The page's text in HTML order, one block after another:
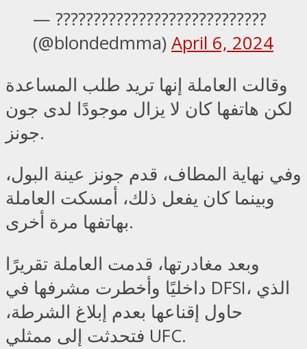
— ????????????????????????????
(@blondedmma) April 6, 2024
وقالت العاملة إنها تريد طلب المساعدة
لكن هاتفها كان لا يزال موجودًا لدى جون
جونز.
وفي نهاية المطاف، قدم جونز عينة البول،
وبينما كان يفعل ذلك، أمسكت العاملة
بهاتفها مرة أخرى.
وبعد مغادرتها، قدمت العاملة تقريرًا
داخليًا وأخطرت مشرفها في DFSI، الذي
حاول إقناعها بعدم إبلاغ الشرطة،
فتحدثت إلى ممثلي UFC.